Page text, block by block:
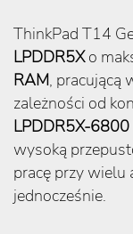
ThinkPad T14
LPDDR5Xo
RAM, pracującą
zależności od
LPDDR5X-6800
wysoką
pracę przy wielu
jednocześnie.